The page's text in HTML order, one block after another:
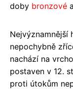
doby bronzové
Nejvýznamnější
nepochybně
nachází na
postaven v 12.
proti útokům